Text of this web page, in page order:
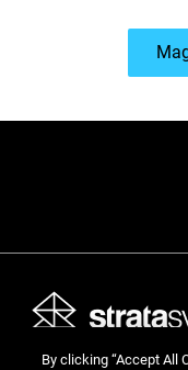
By clicking “Accept All